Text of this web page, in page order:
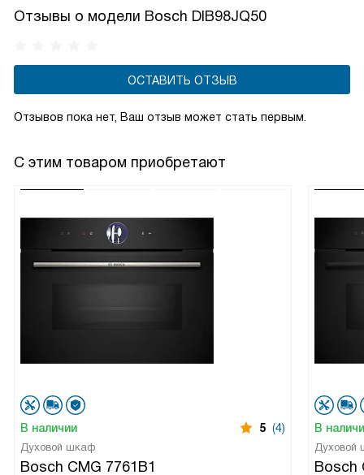
Отзывы о модели Bosch DIB98JQ50
ОСТАВИТЬ ОТЗЫВ
Отзывов пока нет, Ваш отзыв может стать первым.
С этим товаром приобретают
В наличии 5 (4)
Духовой шкаф
Bosch CMG 7761B1
В
Духовой
Bosch